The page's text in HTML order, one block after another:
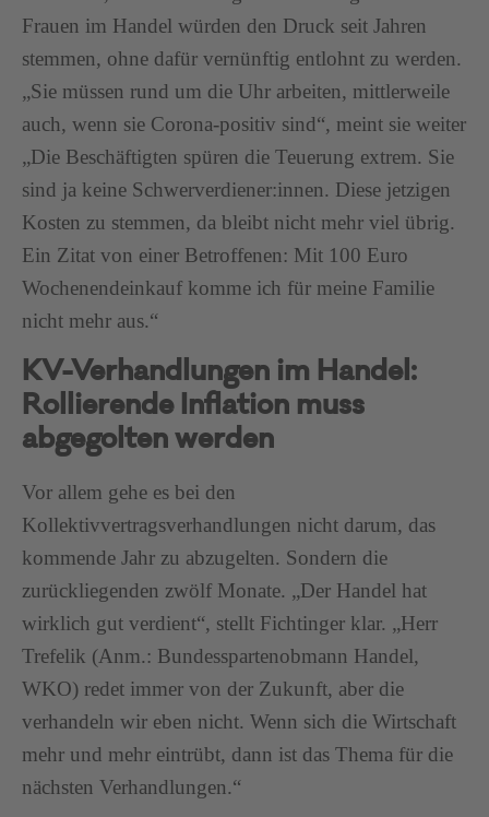
Frauen im Handel würden den Druck seit Jahren
stemmen, ohne dafür vernünftig entlohnt zu werden.
„Sie müssen rund um die Uhr arbeiten, mittlerweile
auch, wenn sie Corona-positiv sind“, meint sie weiter
„Die Beschäftigten spüren die Teuerung extrem. Sie
sind ja keine Schwerverdiener:innen. Diese jetzigen
Kosten zu stemmen, da bleibt nicht mehr viel übrig.
Ein Zitat von einer Betroffenen: Mit 100 Euro
Wochenendeinkauf komme ich für meine Familie
nicht mehr aus.“
KV-Verhandlungen im Handel:
Rollierende Inflation muss
abgegolten werden
Vor allem gehe es bei den
Kollektivvertragsverhandlungen nicht darum, das
kommende Jahr zu abzugelten. Sondern die
zurückliegenden zwölf Monate. „Der Handel hat
wirklich gut verdient“, stellt Fichtinger klar. „Herr
Trefelik (Anm.: Bundesspartenobmann Handel,
WKO) redet immer von der Zukunft, aber die
verhandeln wir eben nicht. Wenn sich die Wirtschaft
mehr und mehr eintrübt, dann ist das Thema für die
nächsten Verhandlungen.“